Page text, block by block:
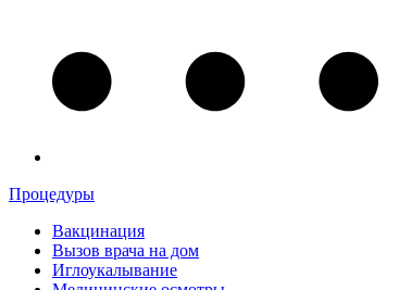
Процедуры
Вакцинация
Вызов врача на дом
Иглоукалывание